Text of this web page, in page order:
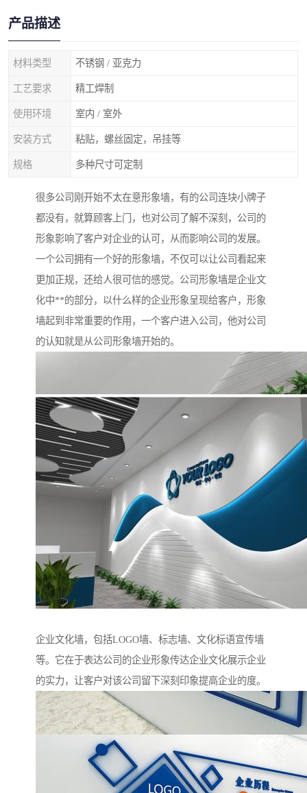
产品描述
材料类型 不锈钢 / 亚克力
工艺要求 精工焊制
使用环境 室内 / 室外
安装方式 粘贴，螺丝固定，吊挂等
规格 多种尺寸可定制
很多公司刚开始不太在意形象墙，有的公司连块小牌子
都没有，就算顾客上门，也对公司了解不深刻，公司的
形象影响了客户对企业的认可，从而影响公司的发展。
一个公司拥有一个好的形象墙，不仅可以让公司看起来
更加正规，还给人很可信的感觉。公司形象墙是企业文
化中**的部分，以什么样的企业形象呈现给客户，形象
墙起到非常重要的作用，一个客户进入公司，他对公司
的认知就是从公司形象墙开始的。
企业文化墙，包括LOGO墙、标志墙、文化标语宣传墙
等。它在于表达公司的企业形象传达企业文化展示企业
的实力，让客户对该公司留下深刻印象提高企业的度。